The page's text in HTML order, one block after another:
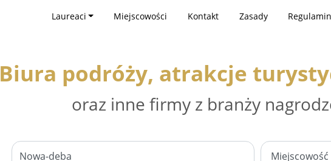
Laureaci Miejscowości Kontakt Zasady Regulamin
Biura podróży, atrakcje
oraz inne firmy z branży